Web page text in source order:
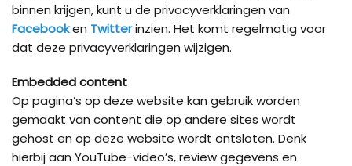
binnen krijgen, kunt u de privacyverklaringen van
Facebooken Twitterinzien. Het komt regelmatig voor
dat deze privacyverklaringen wijzigen.
Embedded content
Op pagina’s op deze website kan gebruik worden
gemaakt van content die op andere sites wordt
gehost en op deze website wordt ontsloten. Denk
hierbij aan YouTube-video’s, review gegevens en